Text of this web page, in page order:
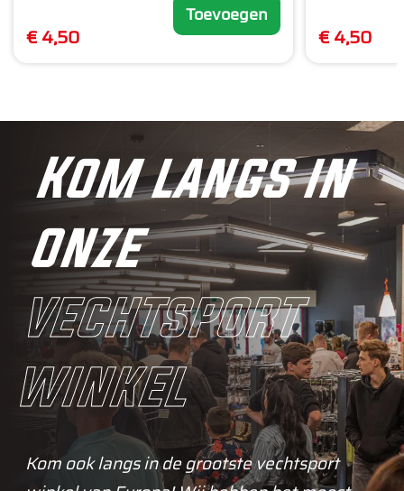
€ 4,50
Toevoegen
€ 4,50
Kom langs in
onze
vechtsport
winkel
Kom ook langs in de grootste vechtsport